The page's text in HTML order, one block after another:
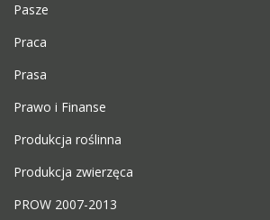
Pasze
Praca
Prasa
Prawo i Finanse
Produkcja roślinna
Produkcja zwierzęca
PROW 2007-2013